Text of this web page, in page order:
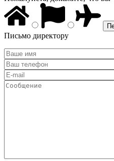
Письмо директору